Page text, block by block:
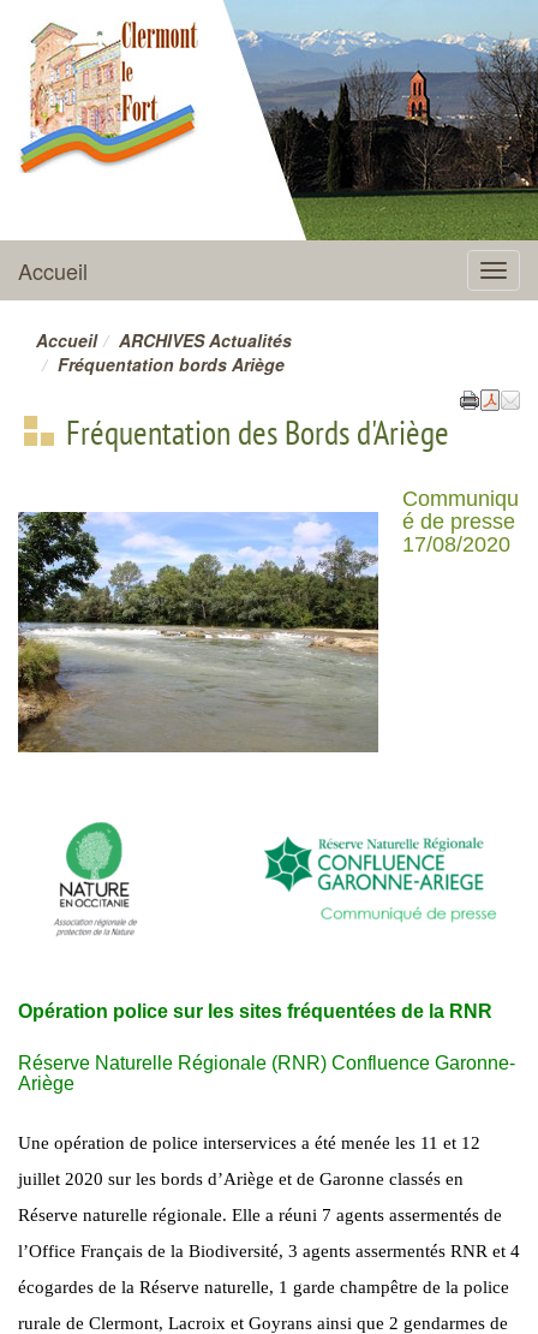
CLERMONT-LE-FORT
Menu
Accueil
Accueil
ARCHIVES Actualités
Fréquentation bords Ariège
Fréquentation des Bords d'Ariège
Communiqu
é de presse
17/08/2020
Opération police sur les sites fréquentées de la RNR
Réserve Naturelle Régionale (RNR) Confluence Garonne-
Ariège
Une opération de police interservices a été menée les 11 et 12
juillet 2020 sur les bords d’Ariège et de Garonne classés en
Réserve naturelle régionale. Elle a réuni 7 agents assermentés de
l’Office Français de la Biodiversité, 3 agents assermentés RNR et 4
écogardes de la Réserve naturelle, 1 garde champêtre de la police
rurale de Clermont, Lacroix et Goyrans ainsi que 2 gendarmes de